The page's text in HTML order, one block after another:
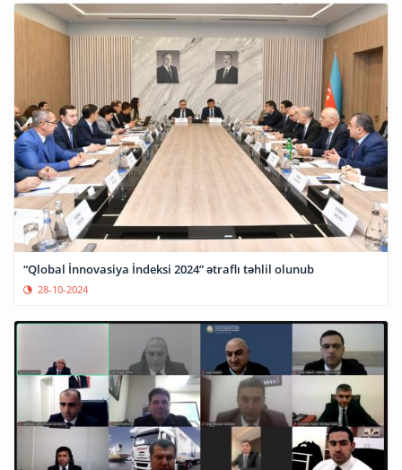
“Qlobal İnnovasiya İndeksi 2024” ətraflı təhlil olunub
28-10-2024